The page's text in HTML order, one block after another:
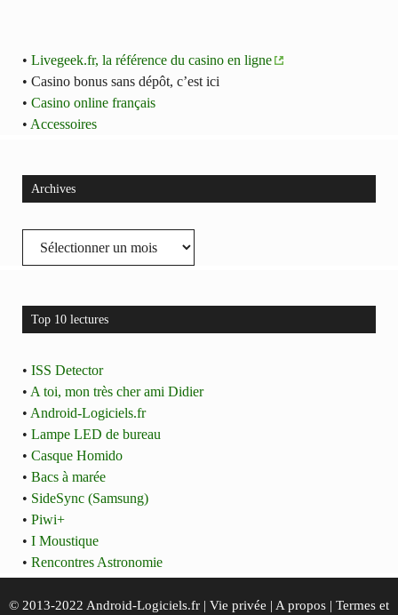
• Livegeek.fr, la référence du casino en ligne
• Casino bonus sans dépôt, c’est ici
• Casino online français
• Accessoires
Archives
Archives
Top 10 lectures
• ISS Detector
• A toi, mon très cher ami Didier
• Android-Logiciels.fr
• Lampe LED de bureau
• Casque Homido
• Bacs à marée
• SideSync (Samsung)
• Piwi+
• I Moustique
• Rencontres Astronomie
© 2013-2022 Android-Logiciels.fr | Vie privée | A propos | Termes et